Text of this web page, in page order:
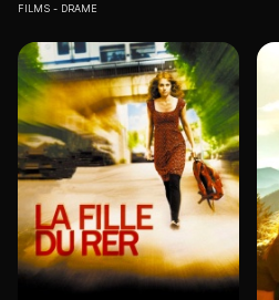
FILMS DRAME